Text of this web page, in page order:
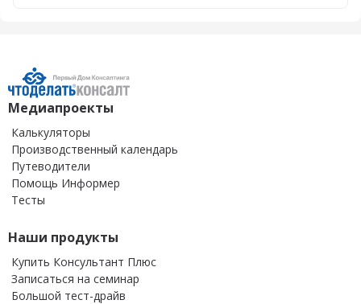
Медиапроекты
Калькуляторы
Производственный календарь
Путеводители
Помощь Информер
Тесты
Наши продукты
Купить Консультант Плюс
Записаться на семинар
Большой тест-драйв